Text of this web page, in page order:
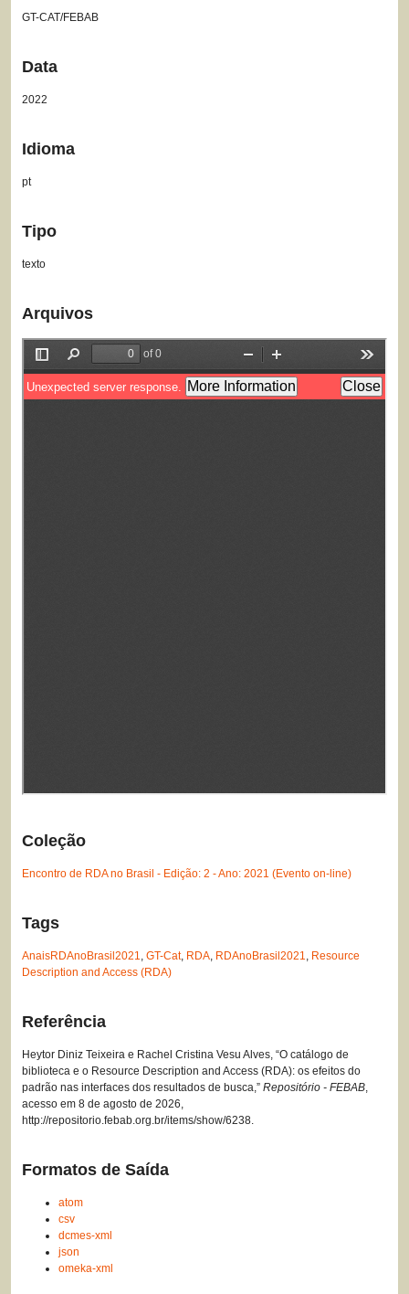
GT-CAT/FEBAB
Data
2022
Idioma
pt
Tipo
texto
Arquivos
Coleção
Encontro de RDA no Brasil - Edição: 2 - Ano: 2021 (Evento on-line)
Tags
AnaisRDAnoBrasil2021, GT-Cat, RDA, RDAnoBrasil2021, Resource
Description and Access (RDA)
Referência
Heytor Diniz Teixeira e Rachel Cristina Vesu Alves, “O catálogo de
biblioteca e o Resource Description and Access (RDA): os efeitos do
padrão nas interfaces dos resultados de busca,” Repositório - FEBAB,
acesso em 8 de agosto de 2026,
http://repositorio.febab.org.br/items/show/6238.
Formatos de Saída
atom
csv
dcmes-xml
json
omeka-xml